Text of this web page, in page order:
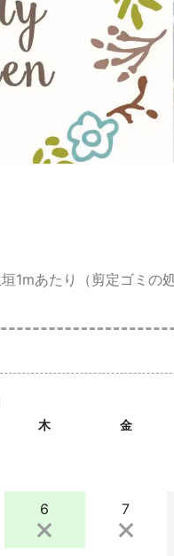
1mあたり（剪定ゴミの
木 金
6 7